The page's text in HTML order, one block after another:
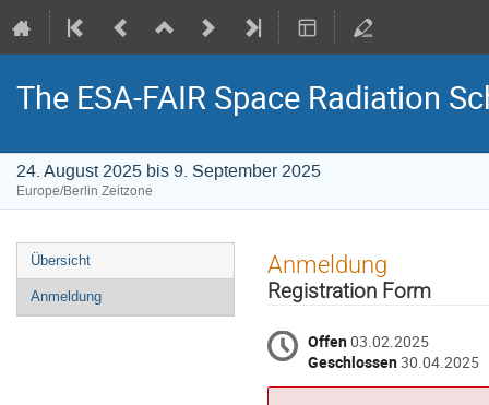
The ESA-FAIR Space Radiation
24. August 2025 bis 9. September 2025
Europe/Berlin Zeitzone
Veranstaltungsmenü
Übersicht
Anmeldung
Anmeldung
Registration Form
Offen03.02.2025
Geschlossen30.04.2025